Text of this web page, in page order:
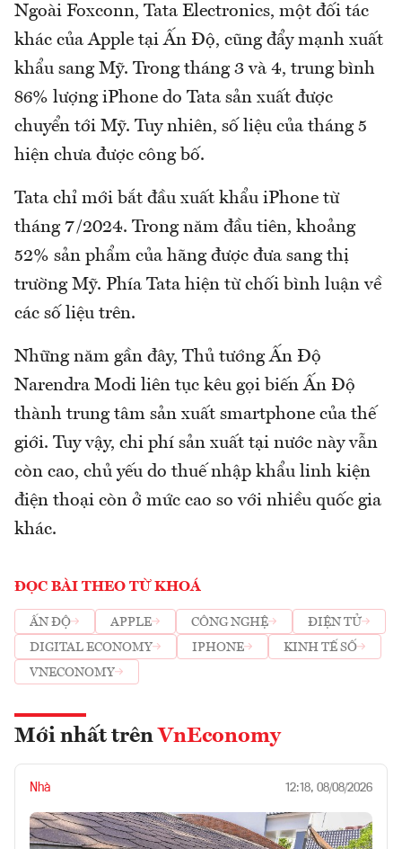
Ngoài Foxconn, Tata Electronics, một đối tác
khác của Apple tại Ấn Độ, cũng đẩy mạnh xuất
khẩu sang Mỹ. Trong tháng 3 và 4, trung bình
86% lượng iPhone do Tata sản xuất được
chuyển tới Mỹ. Tuy nhiên, số liệu của tháng 5
hiện chưa được công bố.
Tata chỉ mới bắt đầu xuất khẩu iPhone từ
tháng 7/2024. Trong năm đầu tiên, khoảng
52% sản phẩm của hãng được đưa sang thị
trường Mỹ. Phía Tata hiện từ chối bình luận về
các số liệu trên.
Những năm gần đây, Thủ tướng Ấn Độ
Narendra Modi liên tục kêu gọi biến Ấn Độ
thành trung tâm sản xuất smartphone của thế
giới. Tuy vậy, chi phí sản xuất tại nước này vẫn
còn cao, chủ yếu do thuế nhập khẩu linh kiện
điện thoại còn ở mức cao so với nhiều quốc gia
khác.
ĐỌC BÀI THEO TỪ KHOÁ
ẤN ĐỘ APPLE CÔNG NGHỆ
ĐIỆN TỬ
DIGITAL ECONOMY
IPHONE
KINH TẾ SỐ
VNECONOMY
Mới nhất trên VnEconomy
Nhà 12:18, 08/08/2026